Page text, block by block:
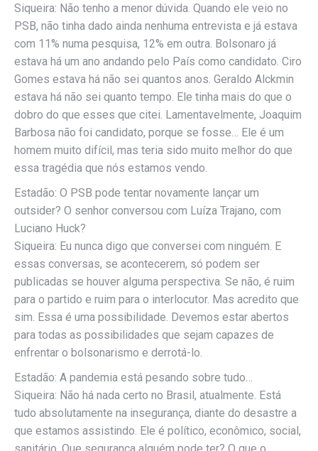
Siqueira: Não tenho a menor dúvida. Quando ele veio no
PSB, não tinha dado ainda nenhuma entrevista e já estava
com 11% numa pesquisa, 12% em outra. Bolsonaro já
estava há um ano andando pelo País como candidato. Ciro
Gomes estava há não sei quantos anos. Geraldo Alckmin
estava há não sei quanto tempo. Ele tinha mais do que o
dobro do que esses que citei. Lamentavelmente, Joaquim
Barbosa não foi candidato, porque se fosse… Ele é um
homem muito difícil, mas teria sido muito melhor do que
essa tragédia que nós estamos vendo.
Estadão: O PSB pode tentar novamente lançar um
outsider? O senhor conversou com Luíza Trajano, com
Luciano Huck?
Siqueira: Eu nunca digo que conversei com ninguém. E
essas conversas, se acontecerem, só podem ser
publicadas se houver alguma perspectiva. Se não, é ruim
para o partido e ruim para o interlocutor. Mas acredito que
sim. Essa é uma possibilidade. Devemos estar abertos
para todas as possibilidades que sejam capazes de
enfrentar o bolsonarismo e derrotá-lo.
Estadão: A pandemia está pesando sobre tudo…
Siqueira: Não há nada certo no Brasil, atualmente. Está
tudo absolutamente na insegurança, diante do desastre a
que estamos assistindo. Ele é político, econômico, social,